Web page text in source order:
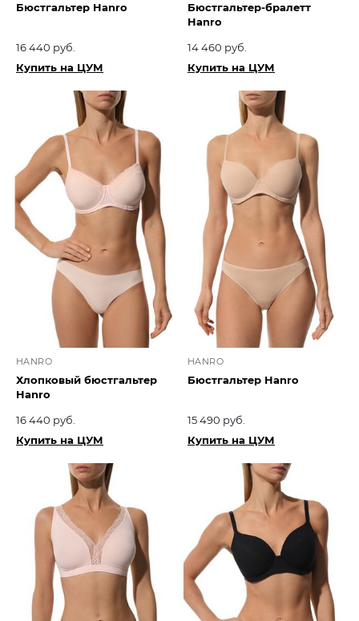
Бюстгальтер Hanro
16 440 руб.
Купить на ЦУМ
Бюстгальтер-бралетт
Hanro
14 460 руб.
Купить на ЦУМ
HANRO
Хлопковый бюстгальтер
Hanro
16 440 руб.
Купить на ЦУМ
HANRO
Бюстгальтер Hanro
15 490 руб.
Купить на ЦУМ